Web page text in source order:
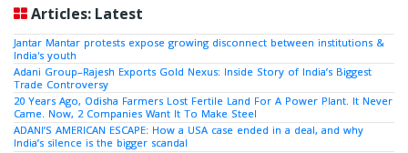
Articles: Latest
Jantar Mantar protests expose growing disconnect between institutions &
India's youth
Adani Group–Rajesh Exports Gold Nexus: Inside Story of India’s Biggest
Trade Controversy
20 Years Ago, Odisha Farmers Lost Fertile Land For A Power Plant. It Never
Came. Now, 2 Companies Want It To Make Steel
ADANI’S AMERICAN ESCAPE: How a USA case ended in a deal, and why
India’s silence is the bigger scandal